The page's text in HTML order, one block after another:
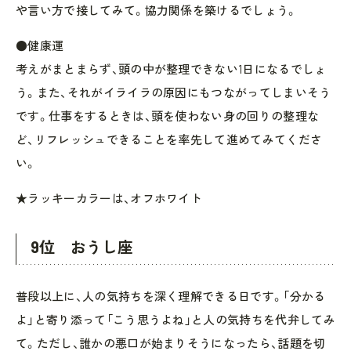
や言い方で接してみて。協力関係を築けるでしょう。
●健康運
考えがまとまらず、頭の中が整理できない1日になるでしょ
う。また、それがイライラの原因にもつながってしまいそう
です。仕事をするときは、頭を使わない身の回りの整理な
ど、リフレッシュできることを率先して進めてみてくださ
い。
★ラッキーカラーは、オフホワイト
9位 おうし座
普段以上に、人の気持ちを深く理解できる日です。「分かる
よ」と寄り添って「こう思うよね」と人の気持ちを代弁してみ
て。ただし、誰かの悪口が始まりそうになったら、話題を切